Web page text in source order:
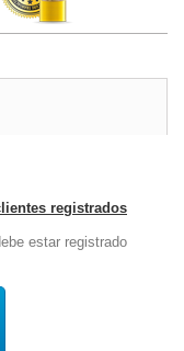
registrados
estar registrado